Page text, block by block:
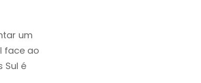
um
face ao
Sul é